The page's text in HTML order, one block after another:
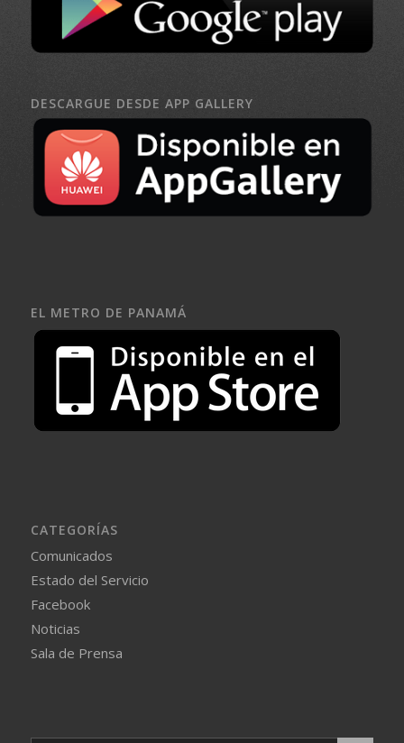
DESCARGUE DESDE APP GALLERY
EL METRO DE PANAMÁ
CATEGORÍAS
Comunicados
Estado del Servicio
Facebook
Noticias
Sala de Prensa